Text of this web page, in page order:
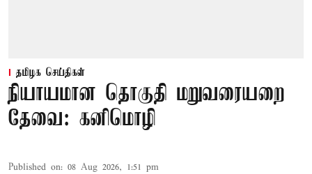
தமிழக செய்திகள்
நியாயமான தொகுதி மறுவரையறை
தேவை: கனிமொழி
Published on: 08 Aug 2026, 1:51 pm